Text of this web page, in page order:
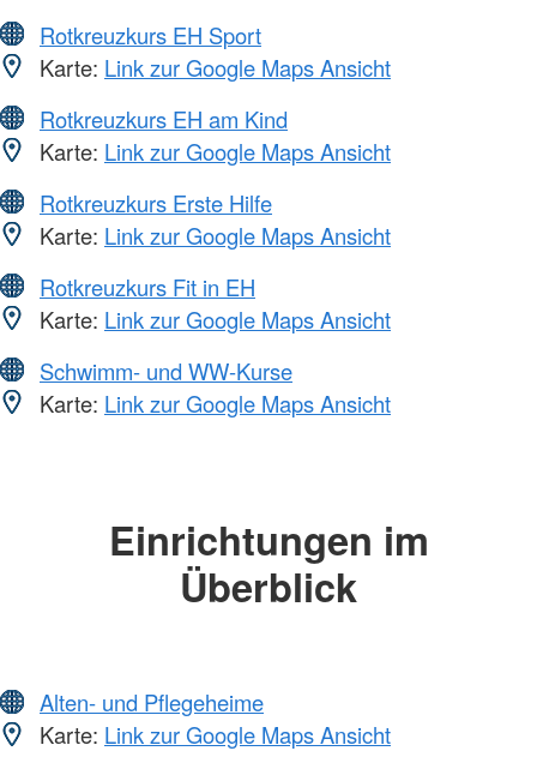
Rotkreuzkurs EH Sport
Karte: Link zur Google Maps Ansicht
Rotkreuzkurs EH am Kind
Karte: Link zur Google Maps Ansicht
Rotkreuzkurs Erste Hilfe
Karte: Link zur Google Maps Ansicht
Rotkreuzkurs Fit in EH
Karte: Link zur Google Maps Ansicht
Schwimm- und WW-Kurse
Karte: Link zur Google Maps Ansicht
Einrichtungen im
Überblick
Alten- und Pflegeheime
Karte: Link zur Google Maps Ansicht